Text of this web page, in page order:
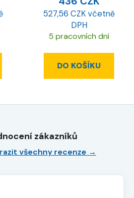
527,56 CZK včetně
DPH
5 pracovních dní
DO KOŠÍKU
zákazníků
všechny recenze →